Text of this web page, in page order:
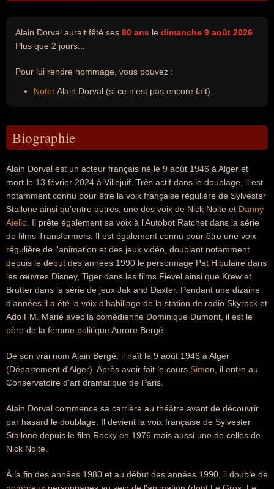
Alain Dorval aurait fêté ses 80 ans le dimanche 9 août 2026
Plus que 2 jours...
Pour lui rendre hommage, vous pouvez :
NoterAlain Dorval (si ce n'est pas encore fait).
Biographie
Alain Dorval est un acteur français né le 9 août 1946 à Alger et
mort le 13 février 2024 à Villejuif. Très actif dans le doublage, il est
notamment connu pour être la voix française régulière de Sylvester
Stallone ainsi qu'entre autres, une des voix de Nick Nolte et Danny
Aiello . Il prête également sa voix à l'Autobot Ratchet dans la série
de films Transformers. Il est également connu pour être une voix
régulière de l'animation et des jeux vidéo, doublant notamment
depuis le début des années 1990 le personnage Pat Hibulaire dans
les œuvres Disney, Tiger dans les films Fievel ainsi que Krew et
Brutter dans la série de jeux Jak and Daxter. Pendant une dizaine
d'années il a été la voix d'habillage de la station de radio Skyrock et
Ado FM. Marié avec la comédienne Dominique Dumont, il est le
père de la femme politique Aurore Bergé.
De son vrai nom Alain Bergé, il naît le 9 août 1946 à Alger
(Département d'Alger). Après avoir fait le cours Simon, il entre au
Conservatoire d'art dramatique de Paris.
Alain Dorval commence sa carrière au théâtre avant de découvrir
par hasard le doublage. Il devient la voix française de Sylvester
Stallone depuis le film Rocky en 1976 mais aussi une de celles de
Nick Nolte.
À la fin des années 1980 et au début des années 1990, il double de